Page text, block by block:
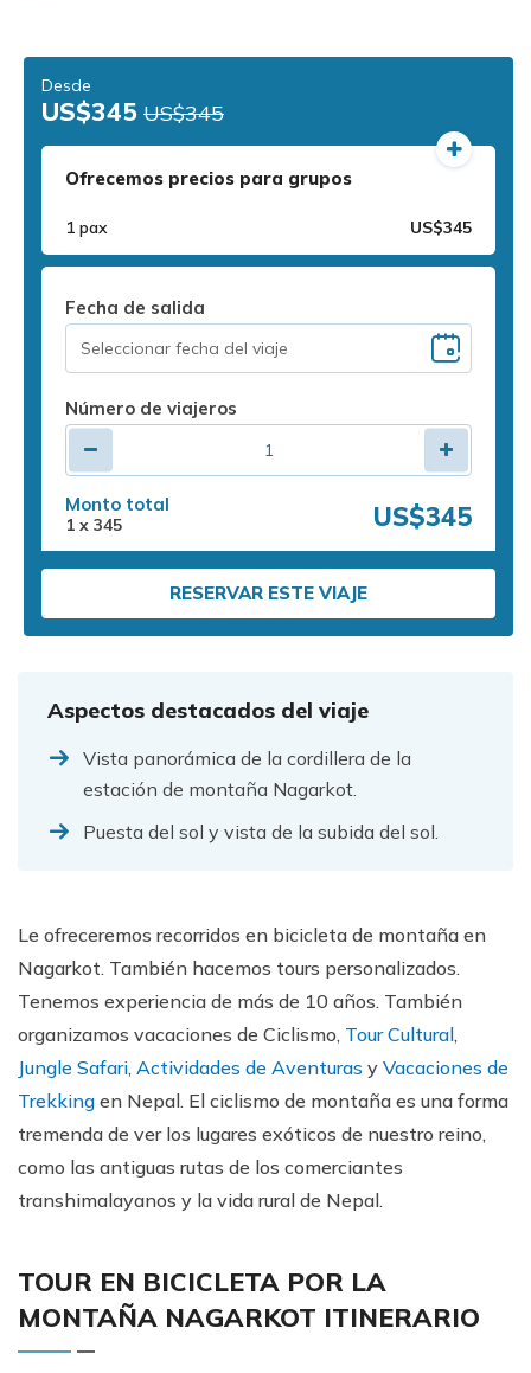
Desde
US$345 US$345
Ofrecemos precios para grupos
1 pax US$345
Fecha de salida
Número de viajeros
Monto total
1 x 345 US$345
RESERVAR ESTE VIAJE
Aspectos destacados del viaje
Vista panorámica de la cordillera de la
estación de montaña Nagarkot.
Puesta del sol y vista de la subida del sol.
Le ofreceremos recorridos en bicicleta de montaña en
Nagarkot. También hacemos tours personalizados.
Tenemos experiencia de más de 10 años. También
organizamos vacaciones de Ciclismo, Tour Cultural,
Jungle Safari, Actividades de Aventuras y Vacaciones de
Trekking en Nepal. El ciclismo de montaña es una forma
tremenda de ver los lugares exóticos de nuestro reino,
como las antiguas rutas de los comerciantes
transhimalayanos y la vida rural de Nepal.
TOUR EN BICICLETA POR LA
MONTAÑA NAGARKOT ITINERARIO